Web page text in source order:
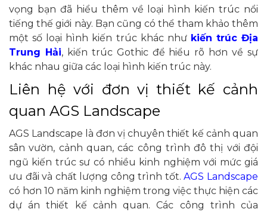
vọng bạn đã hiểu thêm về loại hình kiến trúc nổi
tiếng thế giới này. Bạn cũng có thể tham khảo thêm
một số loại hình kiến trúc khác như kiến trúc Địa
Trung Hải, kiến trúc Gothic để hiểu rõ hơn về sự
khác nhau giữa các loại hình kiến trúc này.
Liên hệ với đơn vị thiết kế cảnh
quan AGS Landscape
AGS Landscape là đơn vị chuyên thiết kế cảnh quan
sân vườn, cảnh quan, các công trình đô thị với đội
ngũ kiến trúc sư có nhiều kinh nghiệm với mức giá
ưu đãi và chất lượng công trình tốt.AGS Landscape
có hơn 10 năm kinh nghiệm trong việc thực hiện các
dự án thiết kế cảnh quan. Các công trình của